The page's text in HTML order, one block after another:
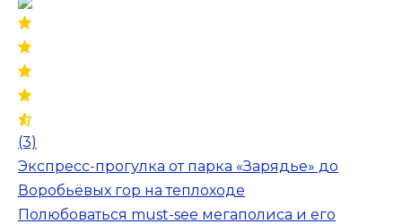
(3)
Экспресс-прогулка от парка «Зарядье» до
Воробьёвых гор на теплоходе
Полюбоваться must-see мегаполиса и его